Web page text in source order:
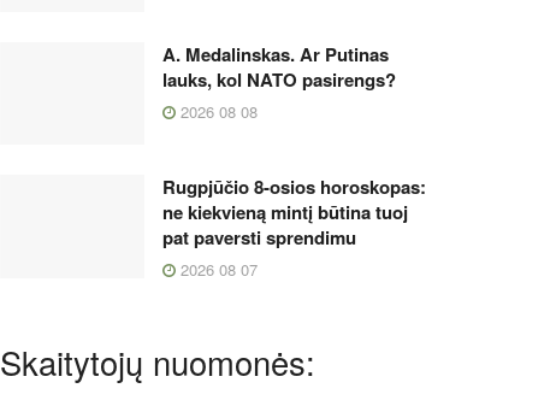
A. Medalinskas. Ar Putinas
lauks, kol NATO pasirengs?
2026 08 08
Rugpjūčio 8-osios horoskopas:
ne kiekvieną mintį būtina tuoj
pat paversti sprendimu
2026 08 07
Skaitytojų nuomonės: